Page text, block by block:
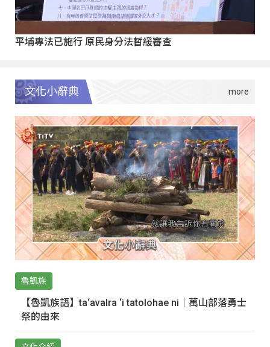
平埔專法已施行 原民身分法暫緩審查
文化小辭典
魯凱族
【魯凱族語】ta‘avalra ‘i tatolohae ni｜萬山部落勇士
祭的由來